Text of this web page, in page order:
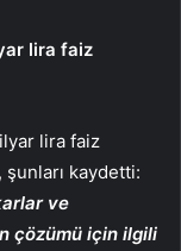
lira faiz
lira faiz
kaydetti:
ve
çözümü için ilgili